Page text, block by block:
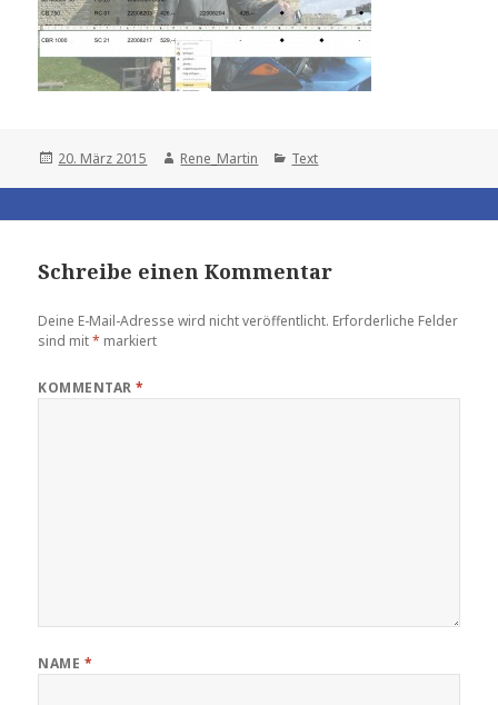
Posted
20. März 2015 Author
Rene_Martin Categories
Text
Schreibe einen Kommentar
Deine E-Mail-Adresse wird nicht veröffentlicht. Erforderliche Felder
sind mit* markiert
KOMMENTAR*
NAME *